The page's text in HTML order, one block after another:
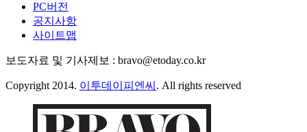
PC버전
공지사항
사이트맵
보도자료 및 기사제보 : bravo@etoday.co.kr
Copyright 2014. 이투데이피엔씨 . All rights reserved